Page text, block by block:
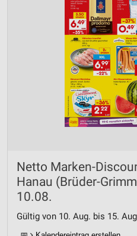
Netto Marken-
Hanau (Brüder-
10.08.
Gültig von 10. Aug. bis 15.